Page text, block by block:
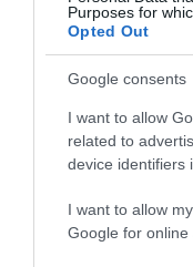
Purposes for
Opted Out
Google consents
I want to allow
related to
device identifiers
I want to allow
Google for online
Olvasd el ezt is!
Denevérek és
Pénzhez jutnak
gyümölcstermelők